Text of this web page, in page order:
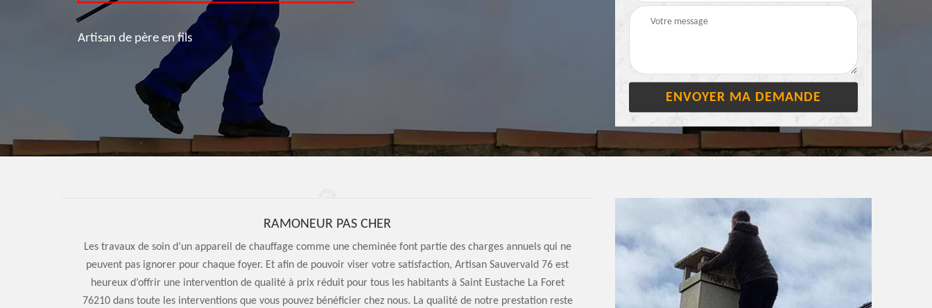
Artisan de père en fils
RAMONEUR PAS CHER
Les travaux de soin d’un appareil de chauffage comme une cheminée font partie des charges annuels qui ne
peuvent pas ignorer pour chaque foyer. Et afin de pouvoir viser votre satisfaction, Artisan Sauvervald 76 est
heureux d’offrir une intervention de qualité à prix réduit pour tous les habitants à Saint Eustache La Foret
76210 dans toute les interventions que vous pouvez bénéficier chez nous. La qualité de notre prestation reste